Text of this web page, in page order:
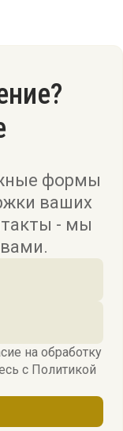
формы
ваших
- мы
на обработку
c Политикой